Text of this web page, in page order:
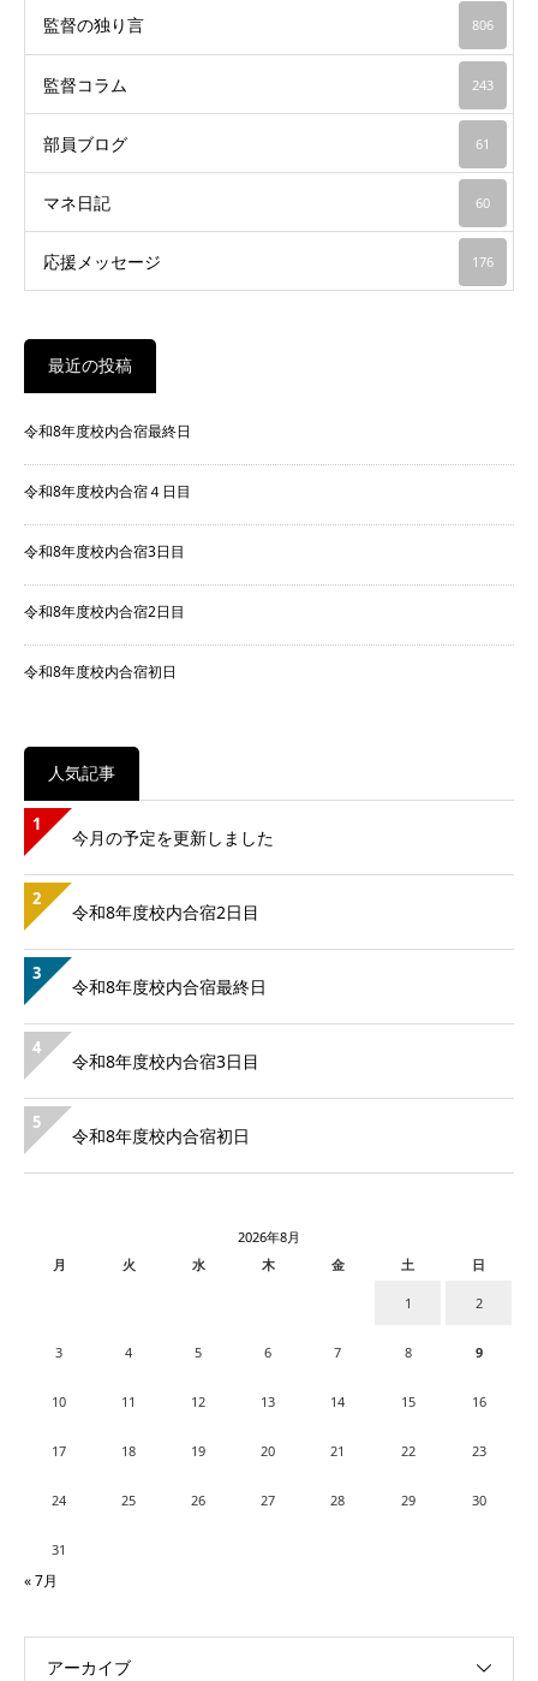
監督の独り言 806
監督コラム 243
部員ブログ 61
マネ日記 60
応援メッセージ 176
最近の投稿
令和8年度校内合宿最終日
令和8年度校内合宿４日目
令和8年度校内合宿3日目
令和8年度校内合宿2日目
令和8年度校内合宿初日
人気記事
1
今月の予定を更新しました
2
令和8年度校内合宿2日目
3
令和8年度校内合宿最終日
4
令和8年度校内合宿3日目
5
令和8年度校内合宿初日
2026年8月
月
火 水 木 金 土 日
1 2
3 4 5 6 7 8 9
10 11 12 13 14 15 16
17 18 19 20 21 22 23
24 25 26 27 28 29 30
31
« 7月
アーカイブ